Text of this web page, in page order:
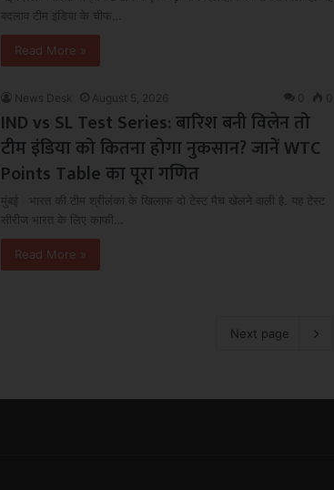
बदलाव टीम इंडिया के चीफ…
Read More »
News Desk August 5, 2026 0 0
IND vs SL Test Series: बारिश बनी विलेन तो
टीम इंडिया को कितना होगा नुकसान? जानें WTC
Points Table का पूरा गणित
मुंबई भारत की टीम श्रीलंका के खिलाफ दो टेस्ट मैच खेलने वाली है. यह टेस्ट
सीरीज भारत के लिए काफी…
Read More »
Next page